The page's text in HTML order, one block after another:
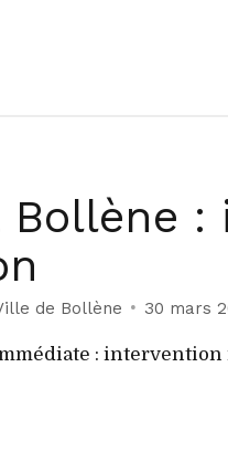
Bollène
de Bollène 30 mars
: